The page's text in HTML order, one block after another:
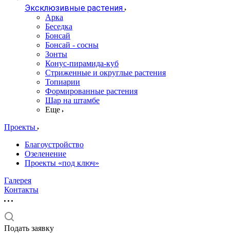
Эксклюзивные растения
Арка
Беседка
Бонсай
Бонсай - сосны
Зонты
Конус-пирамида-куб
Стриженные и округлые растения
Топиарии
Формированные растения
Шар на штамбе
Еще
Проекты
Благоустройство
Озеленение
Проекты «под ключ»
Галерея
Контакты
Подать заявку